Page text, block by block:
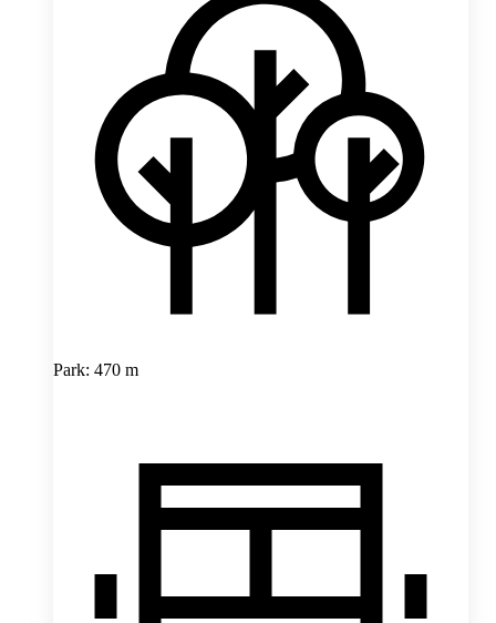
Park: 470 m